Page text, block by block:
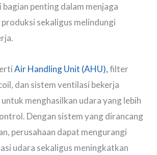
bagian penting dalam menjaga
sekaligus melindungi
Air Handling Unit (AHU),filter
dan sistem ventilasi bekerja
menghasilkan udara yang lebih
Dengan sistem yang dirancang
perusahaan dapat mengurangi
udara sekaligus meningkatkan